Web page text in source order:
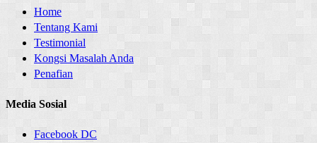
Home
Tentang Kami
Testimonial
Kongsi Masalah Anda
Penafian
Media Sosial
Facebook DC